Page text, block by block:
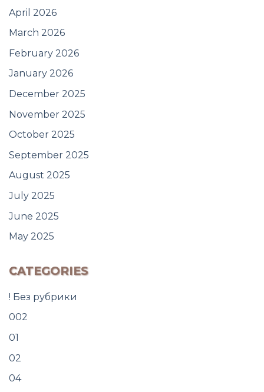
April 2026
March 2026
February 2026
January 2026
December 2025
November 2025
October 2025
September 2025
August 2025
July 2025
June 2025
May 2025
CATEGORIES
! Без рубрики
002
01
02
04